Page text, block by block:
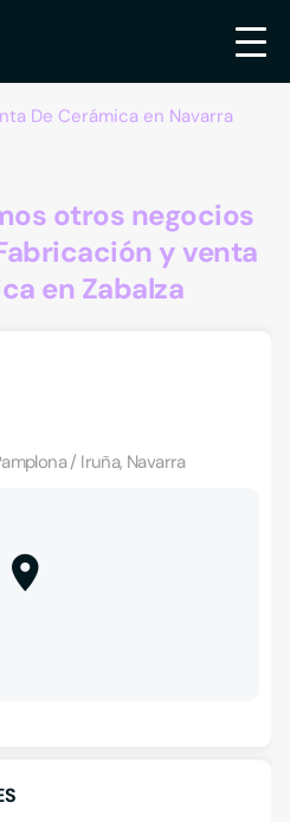
De Cerámica en Navarra
otros negocios
y venta
en Zabalza
/ Iruña, Navarra